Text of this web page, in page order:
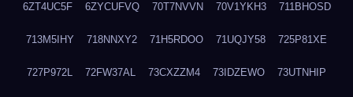
6ZT4UC5F 6ZYCUFVQ 70T7NVVN 70V1YKH3 711BHOSD
713M5IHY 718NNXY2 71H5RDOO 71UQJY58 725P81XE
727P972L 72FW37AL 73CXZZM4 73IDZEWO 73UTNHIP